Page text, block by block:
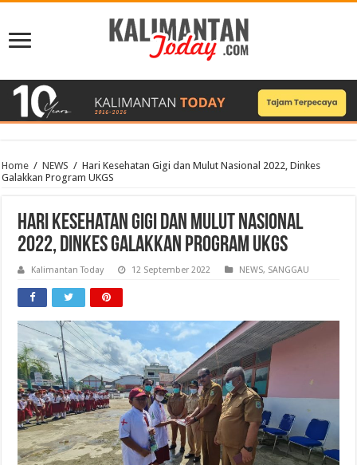
Home / NEWS / Hari Kesehatan Gigi dan Mulut Nasional 2022, Dinkes
Galakkan Program UKGS
Hari Kesehatan Gigi dan Mulut Nasional
2022, Dinkes Galakkan Program UKGS
Kalimantan Today 12 September 2022 NEWS, SANGGAU